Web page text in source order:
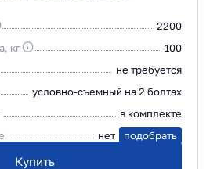
2200
кг
100
не требуется
условно-съемный на 2 болтах
в комплекте
нет подобрать
Купить